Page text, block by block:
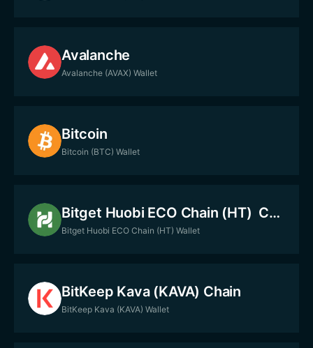
Avalanche
Avalanche (AVAX) Wallet
Bitcoin
Bitcoin (BTC) Wallet
Bitget Huobi ECO Chain (HT) Chain
Bitget Huobi ECO Chain (HT) Wallet
BitKeep Kava (KAVA) Chain
BitKeep Kava (KAVA) Wallet